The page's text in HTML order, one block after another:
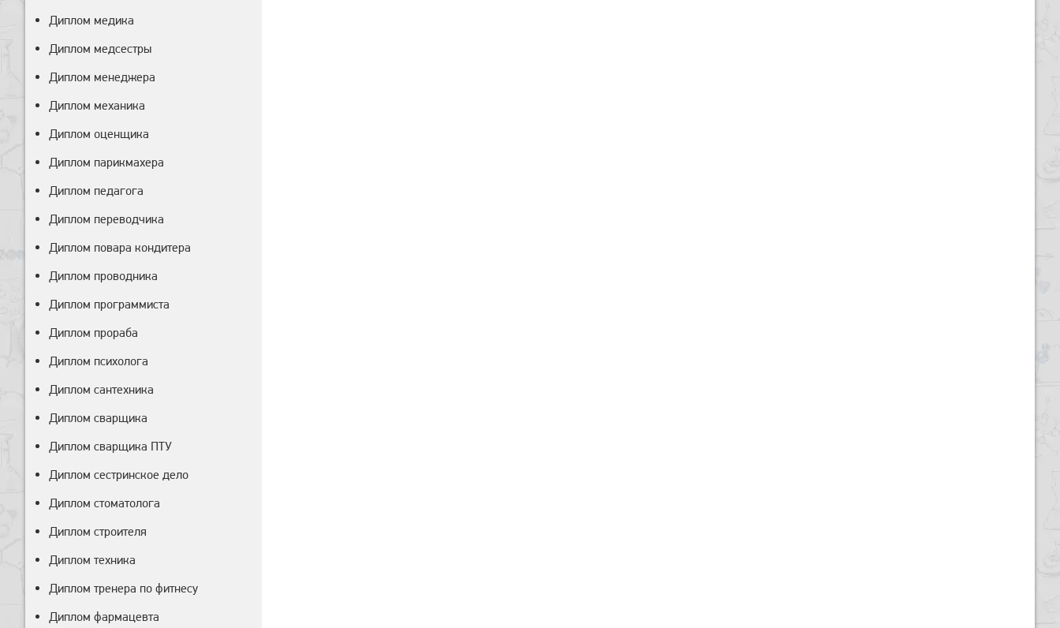
Диплом медика
Диплом медсестры
Диплом менеджера
Диплом механика
Диплом оценщика
Диплом парикмахера
Диплом педагога
Диплом переводчика
Диплом повара кондитера
Диплом проводника
Диплом программиста
Диплом прораба
Диплом психолога
Диплом сантехника
Диплом сварщика
Диплом сварщика ПТУ
Диплом сестринское дело
Диплом стоматолога
Диплом строителя
Диплом техника
Диплом тренера по фитнесу
Диплом фармацевта